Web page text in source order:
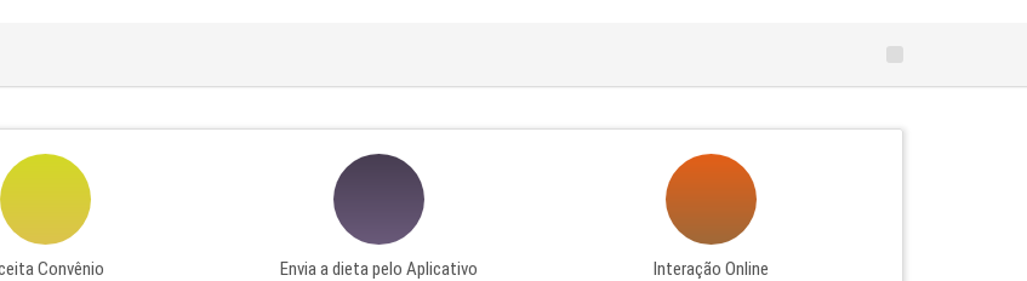
Convênio Envia a dieta pelo Aplicativo Interação Online